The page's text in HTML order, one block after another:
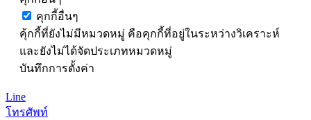
คุกกี้อื่นๆ
คุ้กกี้ที่ยังไม่มีหมวดหมู่ คือคุกกี้ที่อยู่ในระหว่างวิเคราะห์
และยังไม่ได้จัดประเภทหมวดหมู่
บันทึกการตั้งค่า
Line
โทรศัพท์